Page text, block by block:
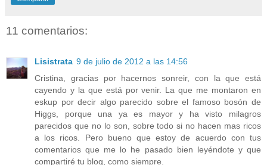
11 comentarios:
Lisistrata 9 de julio de 2012 a las 14:56
Cristina, gracias por hacernos sonreir, con la que está
cayendo y la que está por venir. La que me montaron en
eskup por decir algo parecido sobre el famoso bosón de
Higgs, porque una ya es mayor y ha visto milagros
parecidos que no lo son, sobre todo si no hacen mas ricos
a los ricos. Pero bueno que estoy de acuerdo con tus
comentarios que me lo he pasado bien leyéndote y que
compartiré tu blog, como siempre.